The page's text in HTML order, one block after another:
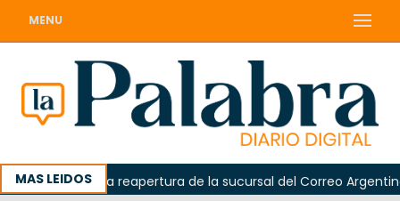
MENU
MAS LEIDOS
la reapertura de la sucursal del Correo Argentino en